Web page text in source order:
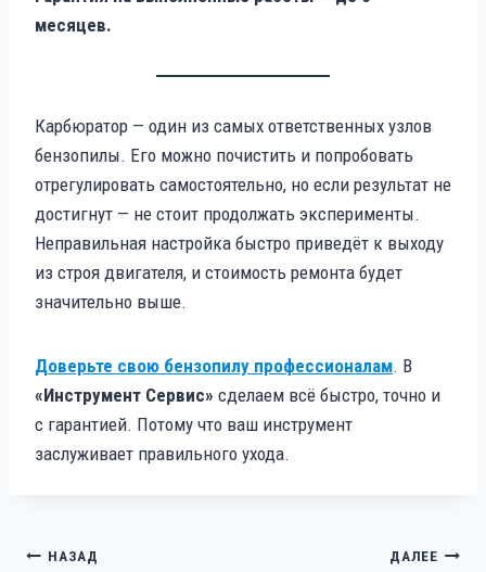
месяцев.
Карбюратор — один из самых ответственных узлов
бензопилы. Его можно почистить и попробовать
отрегулировать самостоятельно, но если результат не
достигнут — не стоит продолжать эксперименты.
Неправильная настройка быстро приведёт к выходу
из строя двигателя, и стоимость ремонта будет
значительно выше.
Доверьте свою бензопилу профессионалам. В
«Инструмент Сервис» сделаем всё быстро, точно и
с гарантией. Потому что ваш инструмент
заслуживает правильного ухода.
НАВИГАЦИЯ
НАЗАД ДАЛЕЕ